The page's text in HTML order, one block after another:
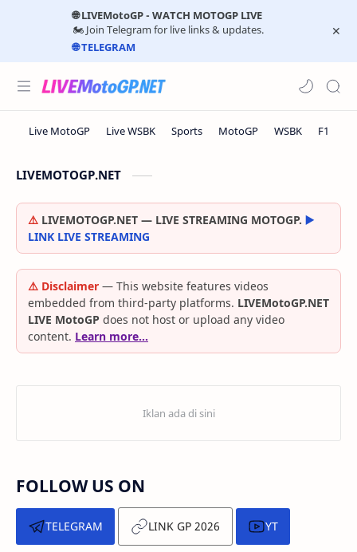
🌐 LIVEMotoGP - WATCH MOTOGP LIVE
🏍️ Join Telegram for live links & updates.
🌐 TELEGRAM
LIVEMOTOGP.NET
⚠️ LIVEMOTOGP.NET — LIVE STREAMING MOTOGP. ▶️
LINK LIVE STREAMING
⚠️ Disclaimer — This website features videos
embedded from third-party platforms. LIVEMotoGP.NET
LIVE MotoGP does not host or upload any video
content. Learn more…
FOLLOW US ON
TELEGRAM LINK GP 2026 YT